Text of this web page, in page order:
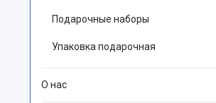
Подарочные наборы
Упаковка подарочная
О нас